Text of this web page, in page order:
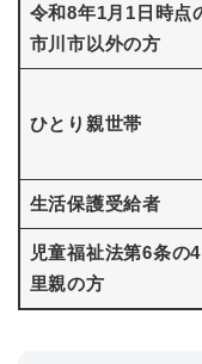
令和8年1月1日時点
市川市以外の方
ひとり親世帯
生活保護受給者
児童福祉法第6条の
里親の方